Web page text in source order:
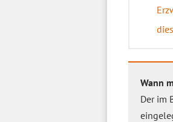
Wann
Der im